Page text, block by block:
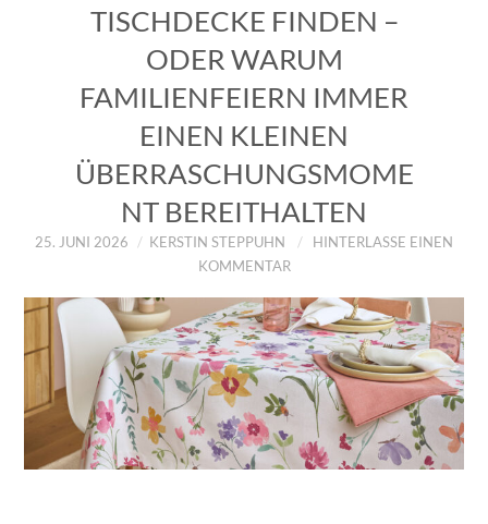
ZUM SHOP
DATENSCHUTZERKLÄRUNG
TISCHDECKE FINDEN –
ODER WARUM
FAMILIENFEIERN IMMER
EINEN KLEINEN
ÜBERRASCHUNGSMOME
NT BEREITHALTEN
25. JUNI 2026 KERSTIN STEPPUHN
HINTERLASSE EINEN
KOMMENTAR